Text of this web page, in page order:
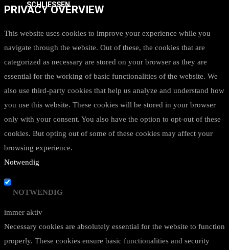
SCHLIESSEN
PRIVACY OVERVIEW
This website uses cookies to improve your experience while you
navigate through the website. Out of these, the cookies that are
categorized as necessary are stored on your browser as they are
essential for the working of basic functionalities of the website. We
also use third-party cookies that help us analyze and understand how
you use this website. These cookies will be stored in your browser
only with your consent. You also have the option to opt-out of these
cookies. But opting out of some of these cookies may affect your
browsing experience.
Notwendig
NOTWENDIG
immer aktiv
Necessary cookies are absolutely essential for the website to function
properly. These cookies ensure basic functionalities and security